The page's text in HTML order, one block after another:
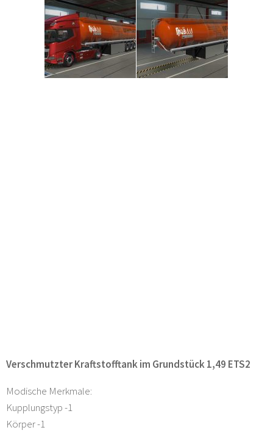
Verschmutzter Kraftstofftank im Grundstück 1,49 ETS2
Modische Merkmale:
Kupplungstyp -1
Körper -1